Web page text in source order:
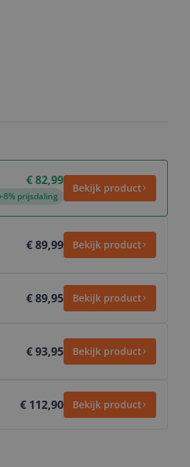
€ 82,99
-8% prijsdaling
Bekijk product
€ 89,99 Bekijk product
€ 89,95 Bekijk product
€ 93,95 Bekijk product
€ 112,90 Bekijk product